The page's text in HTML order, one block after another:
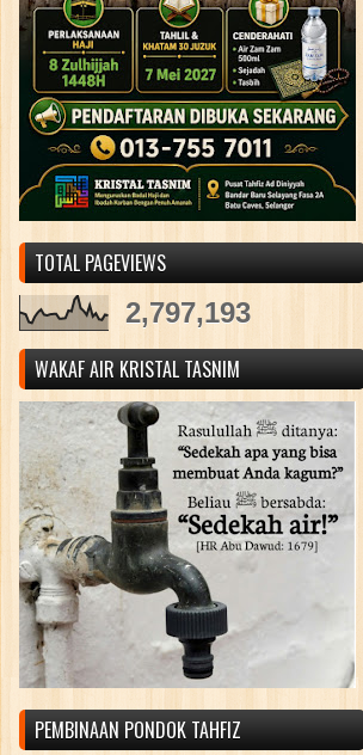
TOTAL PAGEVIEWS
2,797,193
WAKAF AIR KRISTAL TASNIM
PEMBINAAN PONDOK TAHFIZ